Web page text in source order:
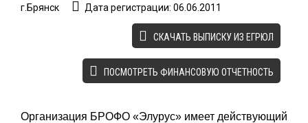
г.Брянск
Дата регистрации: 06.06.2011
CКАЧАТЬ ВЫПИСКУ ИЗ ЕГРЮЛ
ПОСМОТРЕТЬ ФИНАНСОВУЮ ОТЧЕТНОСТЬ
Организация БРОФО «Элурус» имеет действующий